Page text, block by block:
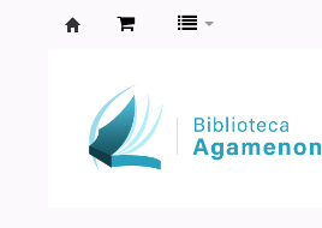
Agamenon
Magalhães